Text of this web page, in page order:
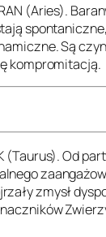
(Aries).
Są
kompromitacją.
(Taurus). Od
zmysł